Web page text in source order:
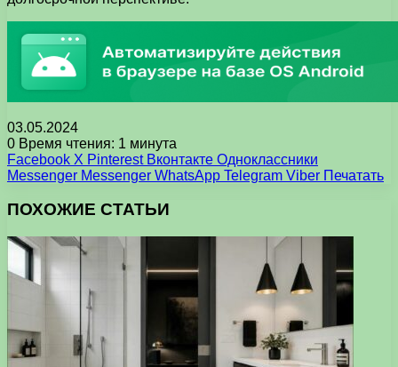
03.05.2024
0 Время чтения: 1 минута
Facebook X Pinterest Вконтакте Одноклассники
Messenger Messenger WhatsApp Telegram Viber Печатать
ПОХОЖИЕ СТАТЬИ